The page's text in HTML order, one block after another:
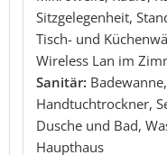
Sitzgelegenheit,
Tisch- und
Wireless Lan im
Sanitär:
Handtuchtrockner,
Dusche und Bad,
Haupthaus